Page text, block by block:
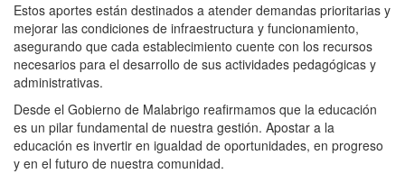
Estos aportes están destinados a atender demandas prioritarias y
mejorar las condiciones de infraestructura y funcionamiento,
asegurando que cada establecimiento cuente con los recursos
necesarios para el desarrollo de sus actividades pedagógicas y
administrativas.
Desde el Gobierno de Malabrigo reafirmamos que la educación
es un pilar fundamental de nuestra gestión. Apostar a la
educación es invertir en igualdad de oportunidades, en progreso
y en el futuro de nuestra comunidad.